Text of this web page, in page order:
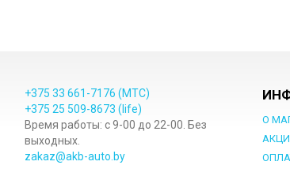
+375 33 661-7176 (МТС)
+375 25 509-8673 (life)
Время работы: с 9-00 до 22-00. Без
выходных.
zakaz@akb-auto.by
О